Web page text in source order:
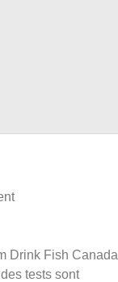
Drink Fish Canada
tests sont